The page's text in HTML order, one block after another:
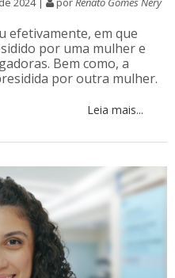
efetivamente, em que
por uma mulher e
Bem como, a
por outra mulher.
Leia mais...